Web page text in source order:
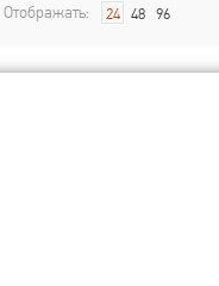
Отображать: 24 48 96